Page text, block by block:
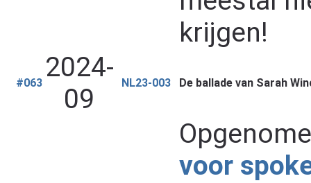
krijgen!
#063 2024-
09
NL23-003 De ballade van Sarah
voor